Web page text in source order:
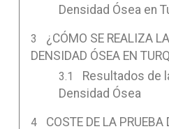
Densidad Ósea en
¿CÓMO SE REALIZA
DENSIDAD ÓSEA EN
Resultados de
Densidad Ósea
COSTE DE LA PRUEBA